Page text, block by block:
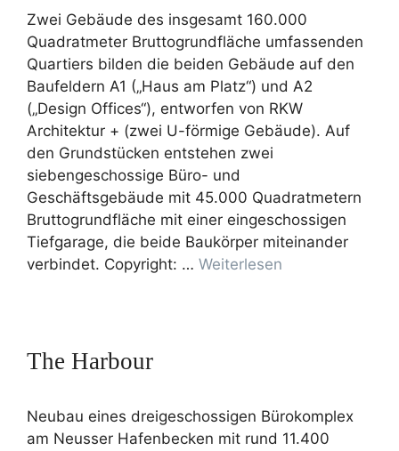
Zwei Gebäude des insgesamt 160.000
Quadratmeter Bruttogrundfläche umfassenden
Quartiers bilden die beiden Gebäude auf den
Baufeldern A1 („Haus am Platz“) und A2
(„Design Offices“), entworfen von RKW
Architektur + (zwei U-förmige Gebäude). Auf
den Grundstücken entstehen zwei
siebengeschossige Büro- und
Geschäftsgebäude mit 45.000 Quadratmetern
Bruttogrundfläche mit einer eingeschossigen
Tiefgarage, die beide Baukörper miteinander
verbindet. Copyright: … Weiterlesen
The Harbour
Neubau eines dreigeschossigen Bürokomplex
am Neusser Hafenbecken mit rund 11.400